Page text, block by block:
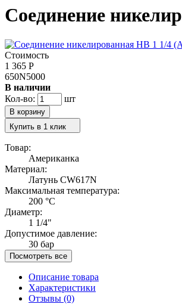
Соединение
Стоимость
1 365 Р
650N5000
В наличии
Кол-во:
шт
Купить в 1 клик
Товар:
Американка
Материал:
Латунь CW617N
Максимальная температура:
200 °C
Диаметр:
1 1/4"
Допустимое давление:
30 бар
Посмотреть все
Описание товара
Характеристики
Отзывы (0)